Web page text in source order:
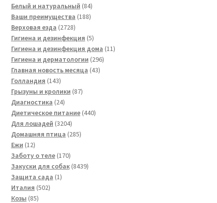
товаров
Белый и натуральный 8484
товара
Ваши преимущества 188188
Верховая езда 27282728
товаров
Гигиена и дезинфекция 55
товаров
Гигиена и дезинфекция дома 1111
Гигиена и дерматологии 296296
Главная новость месяца 4343
Голландия 143143
товара
Грызуны и кролики 8787
Диагностика 2424
товара
Диетическое питание 440440
Для лошадей 32043204
товара
Домашняя птица 285285
Ежи 1212
товаров
Заботу о теле 170170
товаров
Закуски для собак 84398439
Защита сада 11
Италия 502502
Козы 8585